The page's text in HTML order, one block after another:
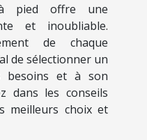
pied offre une
et inoubliable.
de chaque
de sélectionner un
besoins et à son
dans les conseils
meilleurs choix et